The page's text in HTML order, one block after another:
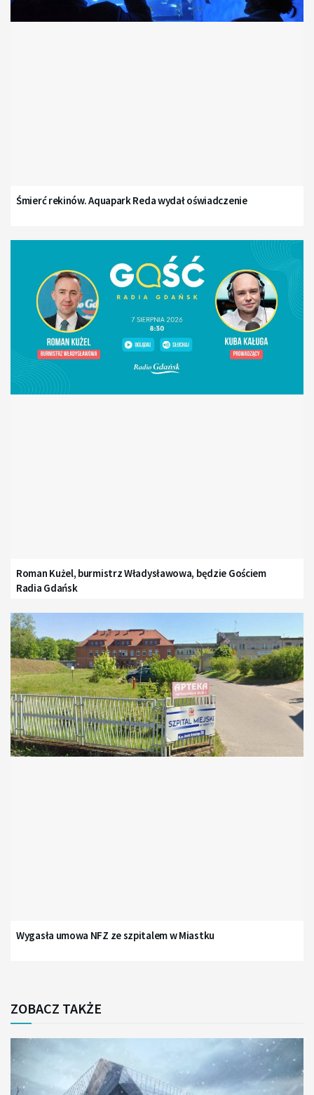
Śmierć rekinów. Aquapark Reda wydał oświadczenie
Roman Kużel, burmistrz Władysławowa, będzie Gościem
Radia Gdańsk
Wygasła umowa NFZ ze szpitalem w Miastku
ZOBACZ TAKŻE